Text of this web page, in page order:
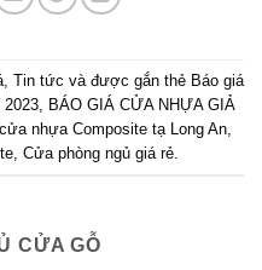
, Tin tức và được gắn thẻ Báo giá
, BÁO GIÁ CỬA NHỰA GIẢ
nhựa Composite tạ Long An
, Cửa phòng ngủ giá rẻ.
CỬA GỖ